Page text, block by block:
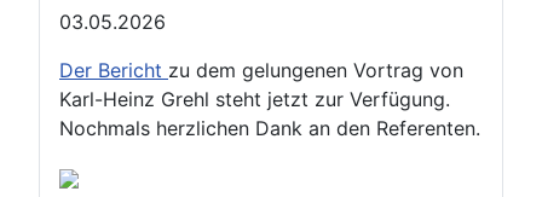
03.05.2026
Der Bericht zu dem gelungenen Vortrag von
Karl-Heinz Grehl steht jetzt zur Verfügung.
Nochmals herzlichen Dank an den Referenten.